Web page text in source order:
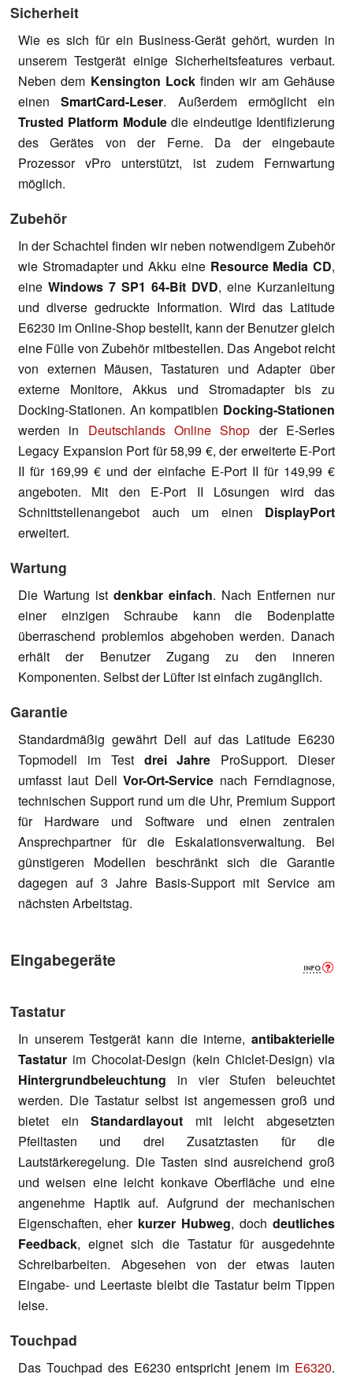
Sicherheit
Wie es sich für ein Business-Gerät gehört, wurden in
unserem Testgerät einige Sicherheitsfeatures verbaut.
Neben dem Kensington Lockfinden wir am Gehäuse
einenSmartCard-Leser. Außerdem ermöglicht ein
Trusted Platform Moduledie eindeutige Identifizierung
des Gerätes von der Ferne. Da der eingebaute
Prozessor vPro unterstützt, ist zudem Fernwartung
möglich.
Zubehör
In der Schachtel finden wir neben notwendigem Zubehör
wie Stromadapter und Akku eine Resource Media CD,
eine Windows 7 SP1 64-Bit DVD, eine Kurzanleitung
und diverse gedruckte Information. Wird das Latitude
E6230 im Online-Shop bestellt, kann der Benutzer gleich
eine Fülle von Zubehör mitbestellen. Das Angebot reicht
von externen Mäusen, Tastaturen und Adapter über
externe Monitore, Akkus und Stromadapter bis zu
Docking-Stationen. An kompatiblen Docking-Stationen
werden in Deutschlands Online Shop der E-Series
Legacy Expansion Port für 58,99 €, der erweiterte E-Port
II für 169,99 € und der einfache E-Port II für 149,99 €
angeboten. Mit den E-Port II Lösungen wird das
Schnittstellenangebot auch um einen DisplayPort
erweitert.
Wartung
Die Wartung ist denkbar einfach. Nach Entfernen nur
einer einzigen Schraube kann die Bodenplatte
überraschend problemlos abgehoben werden. Danach
erhält der Benutzer Zugang zu den inneren
Komponenten. Selbst der Lüfter ist einfach zugänglich.
Garantie
Standardmäßig gewährt Dell auf das Latitude E6230
Topmodell im Test drei Jahre ProSupport. Dieser
umfasst laut DellVor-Ort-Service nach Ferndiagnose,
technischen Support rund um die Uhr, Premium Support
für Hardware und Software und einen zentralen
Ansprechpartner für die Eskalationsverwaltung. Bei
günstigeren Modellen beschränkt sich die Garantie
dagegen auf 3 Jahre Basis-Support mit Service am
nächsten Arbeitstag.
Eingabegeräte
Tastatur
In unserem Testgerät kann die interne, antibakterielle
Tastatur im Chocolat-Design (kein Chiclet-Design) via
Hintergrundbeleuchtung in vier Stufen beleuchtet
werden. Die Tastatur selbst ist angemessen groß und
bietet einStandardlayout mit leicht abgesetzten
Pfeiltasten und drei Zusatztasten für die
Lautstärkeregelung. Die Tasten sind ausreichend groß
und weisen eine leicht konkave Oberfläche und eine
angenehme Haptik auf. Aufgrund der mechanischen
Eigenschaften, eher kurzer Hubweg, doch deutliches
Feedback, eignet sich die Tastatur für ausgedehnte
Schreibarbeiten. Abgesehen von der etwas lauten
Eingabe- und Leertaste bleibt die Tastatur beim Tippen
leise.
Touchpad
Das Touchpad des E6230 entspricht jenem im E6320.